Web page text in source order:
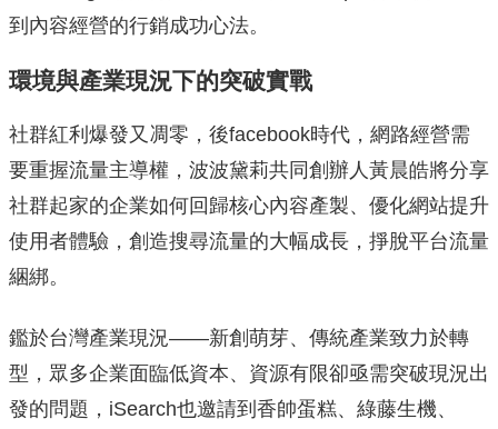
到內容經營的行銷成功心法。
環境與產業現況下的突破實戰
社群紅利爆發又凋零，後facebook時代，網路經營需
要重握流量主導權，波波黛莉共同創辦人黃晨皓將分享
社群起家的企業如何回歸核心內容產製、優化網站提升
使用者體驗，創造搜尋流量的大幅成長，掙脫平台流量
綑綁。
鑑於台灣產業現況——新創萌芽、傳統產業致力於轉
型，眾多企業面臨低資本、資源有限卻亟需突破現況出
發的問題，iSearch也邀請到香帥蛋糕、綠藤生機、